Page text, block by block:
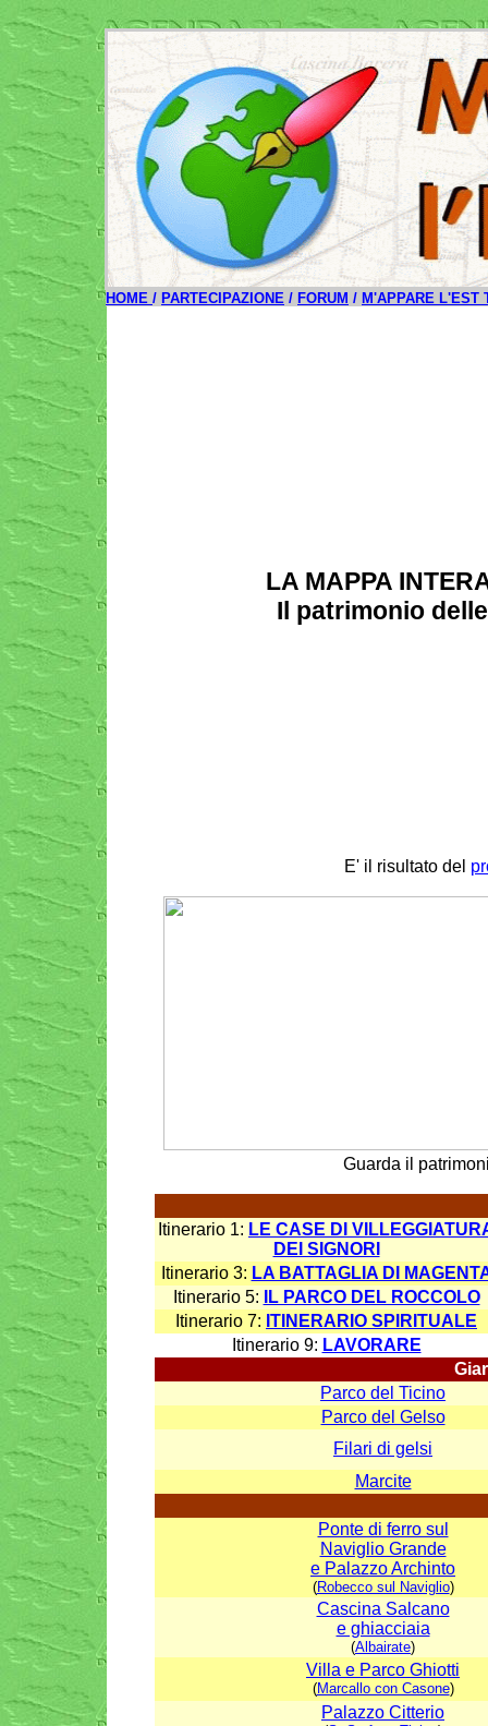
HOME / PARTECIPAZIONE / FORUM / M'APPARE L'EST
LA MAPPA
Il patrimonio
E' il risultato del
Guarda il
Itinerario 1: LE CASE DI
DEI SIGNORI
Itinerario 3: LA BATTAGLIA DI
Itinerario 5:
IL PARCO DEL ROCCOLO
Itinerario 7: ITINERARIO SPIRITUALE
Itinerario 9: LAVORARE
Parco del Ticino
Parco del Gelso
Filari di gelsi
Marcite
Ponte di ferro sul
Naviglio Grande
e Palazzo Archinto
(Robecco sul Naviglio)
Cascina Salcano
e ghiacciaia
(Albairate)
Villa e Parco Ghiotti
(Marcallo con Casone)
Palazzo Citterio